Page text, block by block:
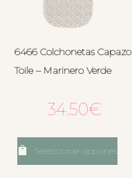
6466 Colchonetas Capazo
Toile – Marinero Verde
34.50€
Seleccionar opciones